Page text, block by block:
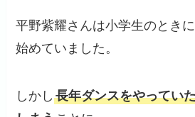
平野紫耀さんは小学生のとき
始めていました。
しかし長年ダンスをやってい